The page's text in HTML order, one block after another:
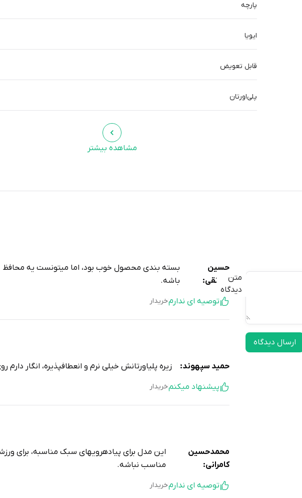
پارچه
ایویا
قابل تعویض
پلی‌اورتان
مشاهده بیشتر
متن
دیدگاه
ارسال دیدگاه
حسین
پورتقی:
بسته بندی محصول خوب بود، اما میتونست یه محافظ
باشه.
توصیه ای ندارمخریدار
حمید سپهوند: زیره پلیاورتانش خیلی نرم و انعطافپذیره، انگار دارم
پیشنهاد میکنمخریدار
محمدحسین
کامرانی:
این مدل برای پیادهرویهای سبک مناسبه، برای
مناسب نباشه.
توصیه ای ندارمخریدار